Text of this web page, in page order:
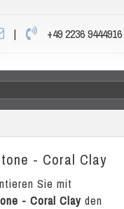
| +49 2236 9444916
- Coral Clay
Sie mit
- Coral Clay den